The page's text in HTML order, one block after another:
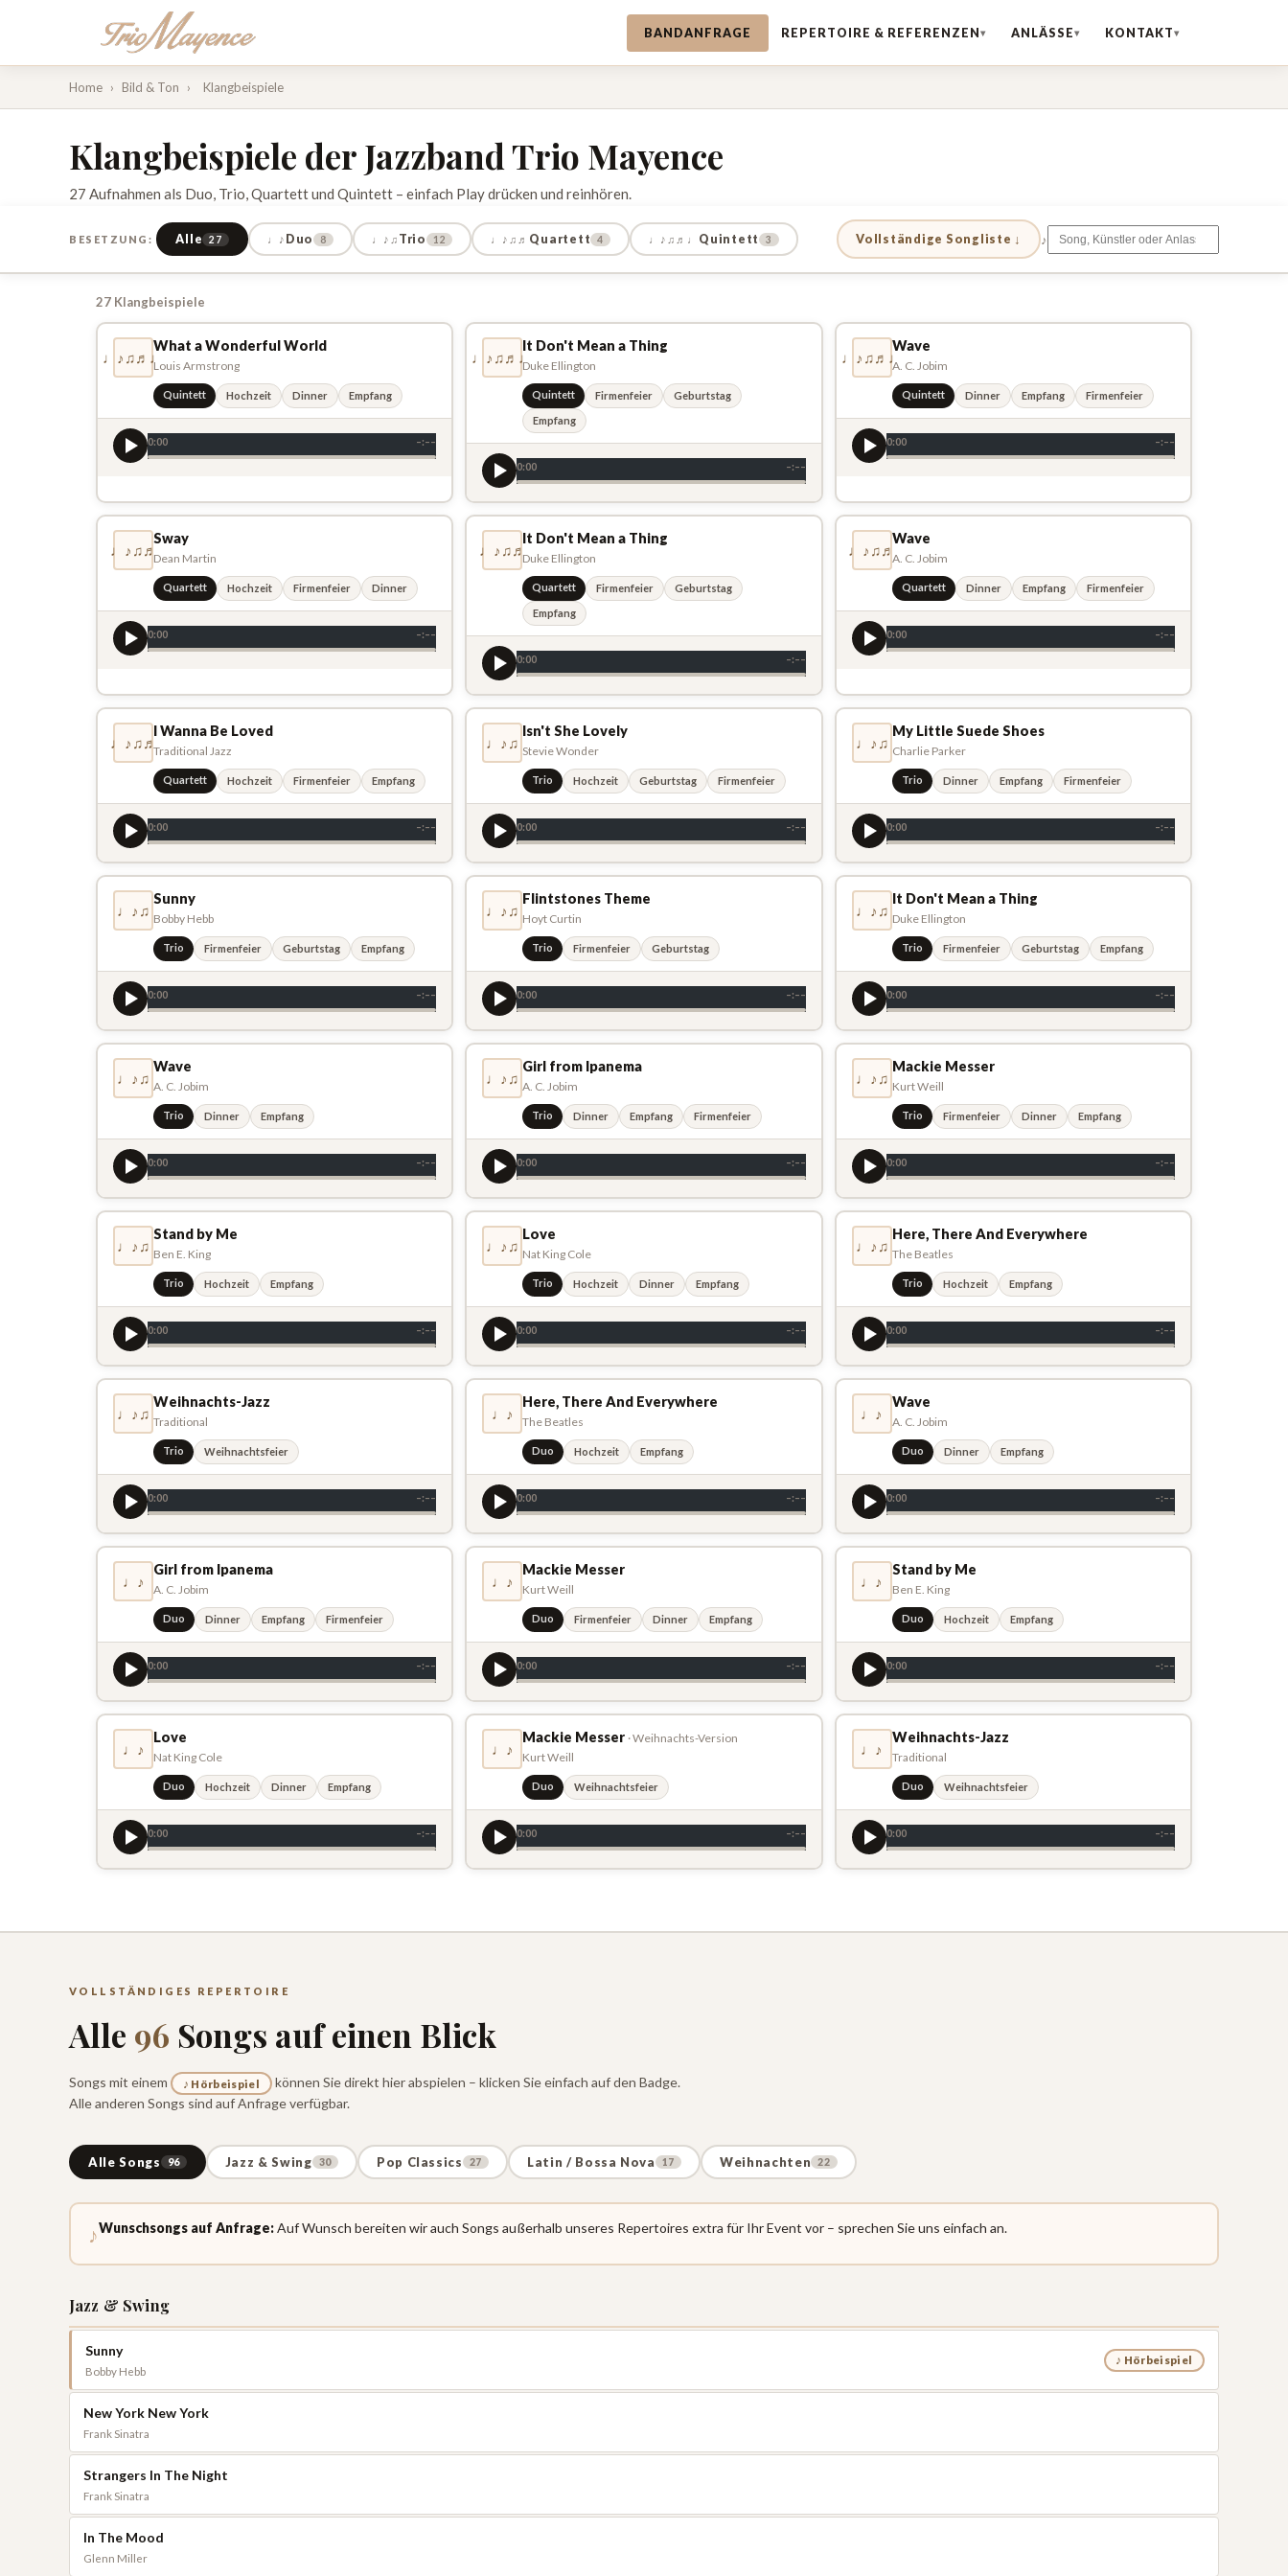
BANDANFRAGE REPERTOIRE & REFERENZEN ANLÄSSE KONTAKT
Home › Bild & Ton › Klangbeispiele
Klangbeispiele der Jazzband Trio Mayence
27 Aufnahmen als Duo, Trio, Quartett und Quintett – einfach Play drücken und reinhören.
BESETZUNG: Alle 27 ♩♪ Duo 8 ♩♪♫ Trio 12 ♩♪♫♬ Quartett 4 ♩♪♫♬♩ Quintett 3 Vollständige Songliste ↓ ♪
27 Klangbeispiele
♩♪♫♬♩
What a Wonderful World
Louis Armstrong
Quintett Hochzeit Dinner Empfang
0:00 –:––
♩♪♫♬♩
It Don't Mean a Thing
Duke Ellington
Quintett Firmenfeier
Geburtstag
Empfang
0:00 –:––
♩♪♫♬♩
Wave
A. C. Jobim
Quintett Dinner Empfang Firmenfeier
0:00 –:––
♩♪♫♬
Sway
Dean Martin
Quartett Hochzeit Firmenfeier Dinner
0:00 –:––
♩♪♫♬
It Don't Mean a Thing
Duke Ellington
Quartett Firmenfeier
Geburtstag
Empfang
0:00 –:––
♩♪♫♬
Wave
A. C. Jobim
Quartett Dinner Empfang Firmenfeier
0:00 –:––
♩♪♫♬
I Wanna Be Loved
Traditional Jazz
Quartett Hochzeit Firmenfeier Empfang
0:00 –:––
♩♪♫
Isn't She Lovely
Stevie Wonder
Trio Hochzeit Geburtstag Firmenfeier
0:00 –:––
♩♪♫
My Little Suede Shoes
Charlie Parker
Trio Dinner Empfang Firmenfeier
0:00 –:––
♩♪♫
Sunny
Bobby Hebb
Trio Firmenfeier Geburtstag Empfang
0:00 –:––
♩♪♫
Flintstones Theme
Hoyt Curtin
Trio Firmenfeier Geburtstag
0:00 –:––
♩♪♫
It Don't Mean a Thing
Duke Ellington
Trio Firmenfeier Geburtstag Empfang
0:00 –:––
♩♪♫
Wave
A. C. Jobim
Trio Dinner Empfang
0:00 –:––
♩♪♫
Girl from Ipanema
A. C. Jobim
Trio Dinner Empfang Firmenfeier
0:00 –:––
♩♪♫
Mackie Messer
Kurt Weill
Trio Firmenfeier Dinner Empfang
0:00 –:––
♩♪♫
Stand by Me
Ben E. King
Trio Hochzeit Empfang
0:00 –:––
♩♪♫
Love
Nat King Cole
Trio Hochzeit Dinner Empfang
0:00 –:––
♩♪♫
Here, There And Everywhere
The Beatles
Trio Hochzeit Empfang
0:00 –:––
♩♪♫
Weihnachts-Jazz
Traditional
Trio Weihnachtsfeier
0:00 –:––
♩♪
Here, There And Everywhere
The Beatles
Duo Hochzeit Empfang
0:00 –:––
♩♪
Wave
A. C. Jobim
Duo Dinner Empfang
0:00 –:––
♩♪
Girl from Ipanema
A. C. Jobim
Duo Dinner Empfang Firmenfeier
0:00 –:––
♩♪
Mackie Messer
Kurt Weill
Duo Firmenfeier Dinner Empfang
0:00 –:––
♩♪
Stand by Me
Ben E. King
Duo Hochzeit Empfang
0:00 –:––
♩♪
Love
Nat King Cole
Duo Hochzeit Dinner Empfang
0:00 –:––
♩♪
Mackie Messer · Weihnachts-Version
Kurt Weill
Duo Weihnachtsfeier
0:00 –:––
♩♪
Weihnachts-Jazz
Traditional
Duo Weihnachtsfeier
0:00 –:––
VOLLSTÄNDIGES REPERTOIRE
Alle 96 Songs auf einen Blick
Songs mit einem ♪ Hörbeispiel
können Sie direkt hier abspielen – klicken Sie einfach auf den Badge.
Alle anderen Songs sind auf Anfrage verfügbar.
Alle Songs 96 Jazz & Swing 30 Pop Classics 27 Latin / Bossa Nova 17 Weihnachten 22
♪Wunschsongs auf Anfrage:Auf Wunsch bereiten wir auch Songs außerhalb unseres Repertoires extra für Ihr Event vor – sprechen Sie uns einfach an.
Jazz & Swing
Sunny
Bobby Hebb
♪ Hörbeispiel
New York New York
Frank Sinatra
Strangers In The Night
Frank Sinatra
In The Mood
Glenn Miller